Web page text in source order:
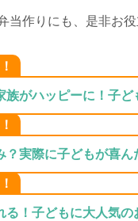
当作りにも、是非お役
族がハッピーに！子
？実際に子どもが喜
る！子どもに大人気の